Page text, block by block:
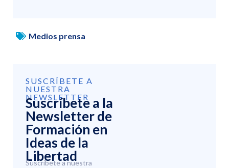
Medios prensa
SUSCRÍBETE A
NUESTRA
NEWSLETTER
Suscríbete a la
Newsletter de
Formación en
Ideas de la
Libertad
Suscríbete a nuestra